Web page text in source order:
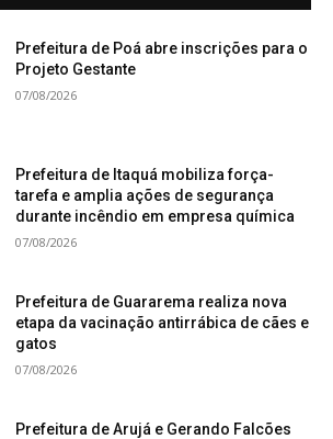
Prefeitura de Poá abre inscrições para o
Projeto Gestante
07/08/2026
Prefeitura de Itaquá mobiliza força-
tarefa e amplia ações de segurança
durante incêndio em empresa química
07/08/2026
Prefeitura de Guararema realiza nova
etapa da vacinação antirrábica de cães e
gatos
07/08/2026
Prefeitura de Arujá e Gerando Falcões